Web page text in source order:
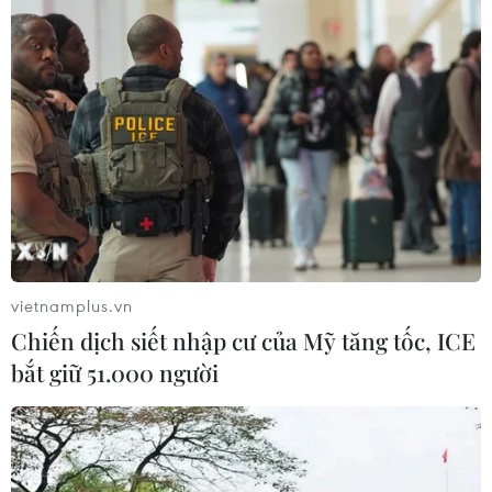
Đâm dao ở trung tâm London, một
nữ nghi phạm bị bắt giữ
05/08/2026 15:07
Nhiều chuyến bay tại Đức chuyển
hướng do vật thể bay gần đường
băng
05/08/2026 10:54
Dự luật trừng phạt Nga của
động ngược
05/08/2026 04:58
vietnamplus.vn
Chiến dịch siết nhập cư của Mỹ tăng tốc, ICE
bắt giữ 51.000 người